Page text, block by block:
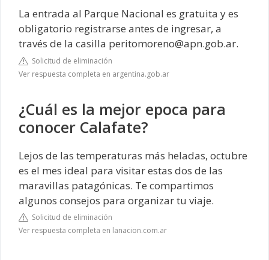
La entrada al Parque Nacional es gratuita y es
obligatorio registrarse antes de ingresar, a
través de la casilla peritomoreno@apn.gob.ar.
Solicitud de eliminación
Ver respuesta completa en argentina.gob.ar
¿Cuál es la mejor epoca para
conocer Calafate?
Lejos de las temperaturas más heladas, octubre
es el mes ideal para visitar estas dos de las
maravillas patagónicas. Te compartimos
algunos consejos para organizar tu viaje.
Solicitud de eliminación
Ver respuesta completa en lanacion.com.ar